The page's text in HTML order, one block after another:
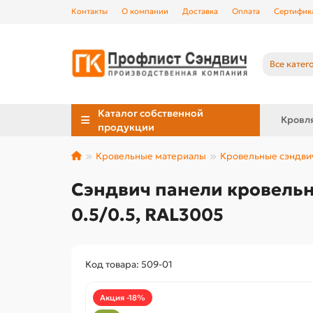
Контакты О компании Доставка Оплата
Все
Каталог собственной
продукции
Кровельные материалы Кровельные
Сэндвич панели
0.5/0.5, RAL3005
Код товара: 509-01
Акция -18%